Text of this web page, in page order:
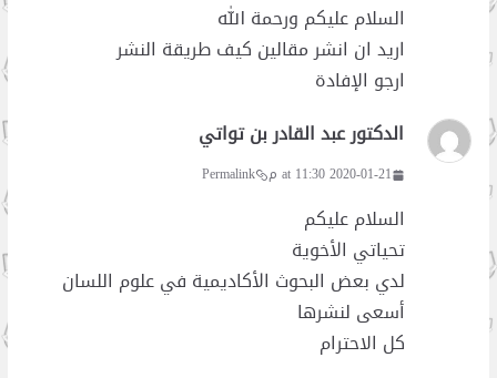
السلام عليكم ورحمة الله
اريد ان انشر مقالين كيف طريقة النشر
ارجو الإفادة
الدكتور عبد القادر بن تواتي
2020-01-21 at 11:30 م Permalink
السلام عليكم
تحياتي الأخوية
لدي بعض البحوث الأكاديمية في علوم اللسان
أسعى لنشرها
كل الاحترام